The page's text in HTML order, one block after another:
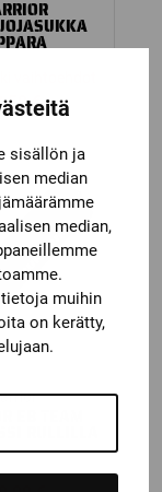
sisällön ja
median
median,
muihin
on kerätty,
€
RULLILLA